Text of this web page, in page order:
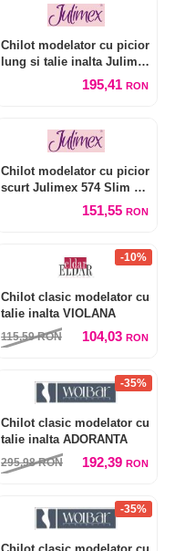
Chilot modelator cu picior
lung si talie inalta Julimex
195,41 RON
Chilot modelator cu picior
scurt Julimex 574 Slim All
151,55 RON
-10%
Chilot clasic modelator cu
talie inalta VIOLANA
115,59RON 104,03 RON
-35%
Chilot clasic modelator cu
talie inalta ADORANTA
295,98RON 192,39 RON
-35%